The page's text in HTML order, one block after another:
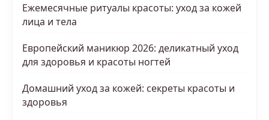
Ежемесячные ритуалы красоты: уход за кожей
лица и тела
Европейский маникюр 2026: деликатный уход
для здоровья и красоты ногтей
Домашний уход за кожей: секреты красоты и
здоровья